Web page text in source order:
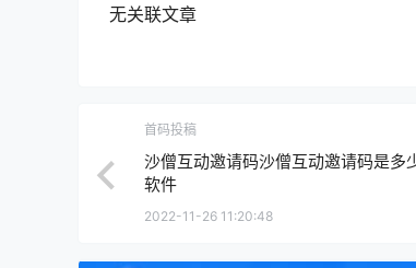
无关联文章
首码投稿
沙僧互动邀请码沙僧互动邀请码是多
软件
2022-11-26 11:20:48